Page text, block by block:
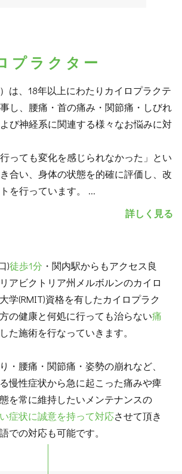
プラクター
は、18年以上にわたりカイロプラクテ
し、腰痛・首の痛み・関節痛・しびれ
び神経系に関連する様々なお悩みに対
っても変化を感じられなかった」とい
合い、身体の状態を的確に評価し、改
を行っています。 ...
詳しく見る
)徒歩1分 ・関内駅からもアクセス良
アビクトリア州メルボルンのカイロ
学(RMIT)資格を有したカイロプラク
の健康と何処に行っても治らない痛
た施術を行なっていきます。
・腰痛・関節痛・姿勢の崩れなど、
慢性症状から急に起こった痛みや痺
を常に維持したいメンテナンスの
症状に誠意を持って対応させて頂き
での対応も可能です。